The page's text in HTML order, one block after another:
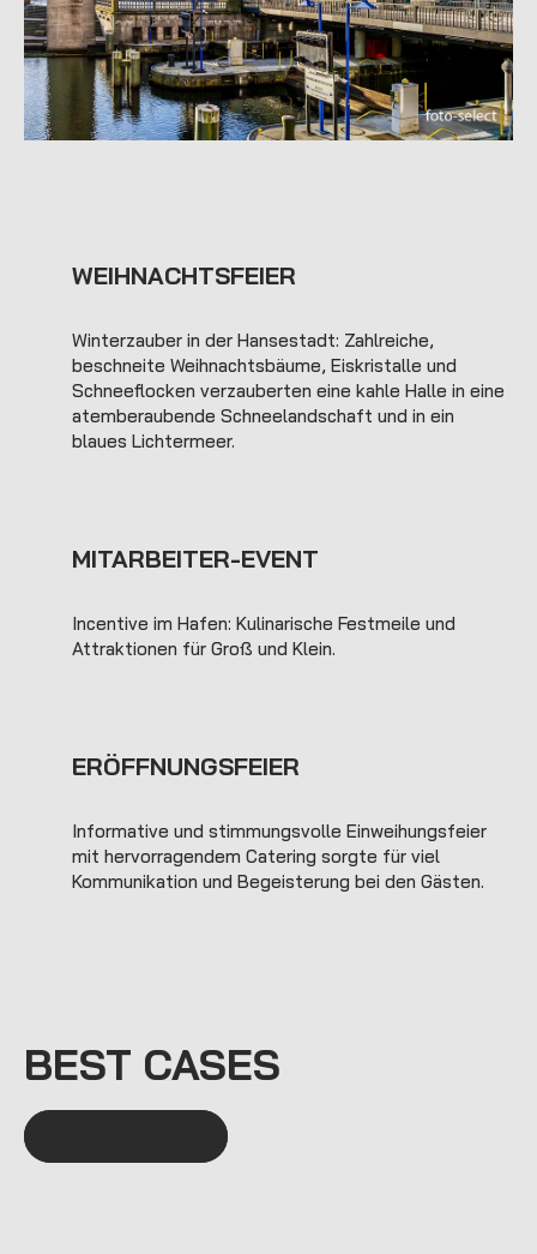
WEIHNACHTSFEIER
Winterzauber in der Hansestadt: Zahlreiche,
beschneite Weihnachtsbäume, Eiskristalle und
Schneeflocken verzauberten eine kahle Halle in eine
atemberaubende Schneelandschaft und in ein
blaues Lichtermeer.
MITARBEITER-EVENT
Incentive im Hafen: Kulinarische Festmeile und
Attraktionen für Groß und Klein.
ERÖFFNUNGSFEIER
Informative und stimmungsvolle Einweihungsfeier
mit hervorragendem Catering sorgte für viel
Kommunikation und Begeisterung bei den Gästen.
BEST CASES